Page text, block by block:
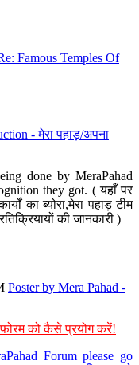
Famous Temples Of
- मेरा पहाड़/अपना
done by MeraPahad
they got. ( यहाँ पर
का ब्योरा,मेरा पहाड़ टीम
की जानकारी )
Poster by Mera Pahad -
फोरम को कैसे प्रयोग करें!
Forum please go